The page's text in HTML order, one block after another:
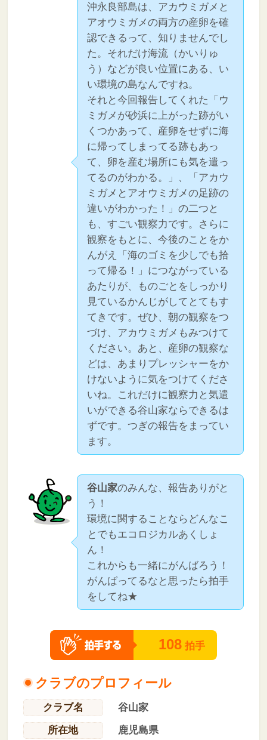
沖永良部島は、アカウミガメと
アオウミガメの両方の産卵を確
認できるって、知りませんでし
た。それだけ海流（かいりゅ
う）などが良い位置にある、い
い環境の島なんですね。
それと今回報告してくれた「ウ
ミガメが砂浜に上がった跡がい
くつかあって、産卵をせずに海
に帰ってしまってる跡もあっ
て、卵を産む場所にも気を遣っ
てるのがわかる。」、「アカウ
ミガメとアオウミガメの足跡の
違いがわかった！」の二つと
も、すごい観察力です。さらに
観察をもとに、今後のことをか
んがえ「海のゴミを少しでも拾
って帰る！」につながっている
あたりが、ものごとをしっかり
見ているかんじがしてとてもす
てきです。ぜひ、朝の観察をつ
づけ、アカウミガメもみつけて
ください。あと、産卵の観察な
どは、あまりプレッシャーをか
けないように気をつけてくださ
いね。これだけに観察力と気遣
いができる谷山家ならできるは
ずです。つぎの報告をまってい
ます。
谷山家のみんな、報告ありがと
う！
環境に関することならどんなこ
とでもエコロジカルあくしょ
ん！
これからも一緒にがんばろう！
がんばってるなと思ったら拍手
をしてね★
108 拍手
クラブのプロフィール
クラブ名
谷山家
所在地
鹿児島県